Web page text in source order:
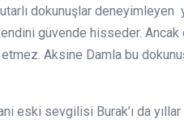
dokunuşlar deneyimleyen
güvende hisseder.
Aksine Damla bu
eski sevgilisi Burak’ı da